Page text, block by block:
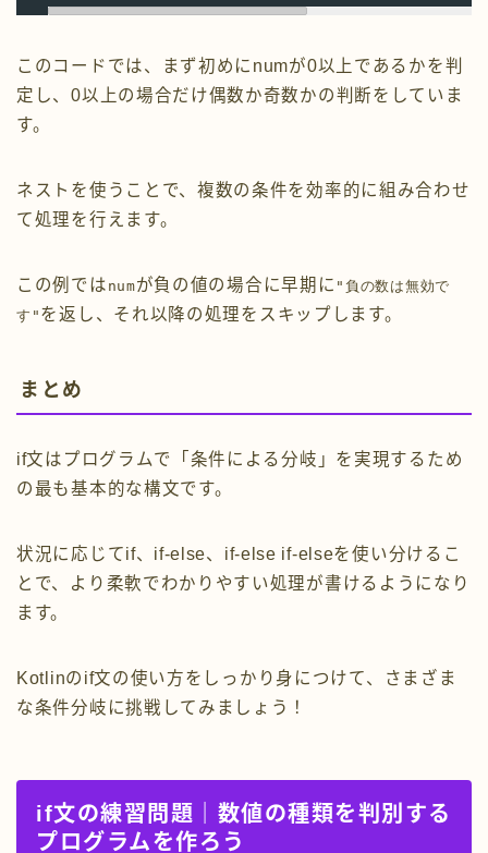
このコードでは、まず初めにnumが0以上であるかを判
定し、0以上の場合だけ偶数か奇数かの判断をしていま
す。
ネストを使うことで、複数の条件を効率的に組み合わせ
て処理を行えます。
この例では numが負の値の場合に早期に "負の数は無効で
す" を返し、それ以降の処理をスキップします。
まとめ
if文はプログラムで「条件による分岐」を実現するため
の最も基本的な構文です。
状況に応じてif、if-else、if-else if-elseを使い分けるこ
とで、より柔軟でわかりやすい処理が書けるようになり
ます。
Kotlinのif文の使い方をしっかり身につけて、さまざま
な条件分岐に挑戦してみましょう！
if文の練習問題｜数値の種類を判別する
プログラムを作ろう